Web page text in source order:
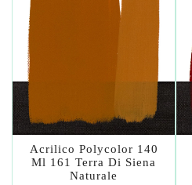
Acrilico Polycolor 140
Ml 161 Terra Di Siena
Naturale